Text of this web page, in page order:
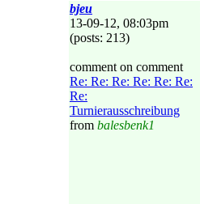
bjeu
13-09-12, 08:03pm
(posts: 213)
comment on comment
Re: Re: Re: Re: Re: Re:
Re:
Turnierausschreibung
from balesbenk1